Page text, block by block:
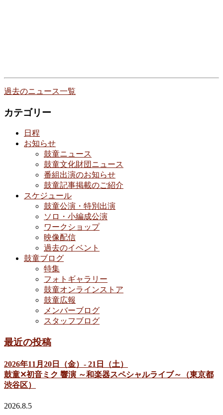
過去のニュース一覧
カテゴリー
日程
お知らせ
鼓童ニュース
鼓童文化財団ニュース
番組出演のお知らせ
鼓童記事掲載のご紹介
スケジュール
鼓童公演・特別出演
ソロ・小編成公演
ワークショップ
映像配信
過去のイベント
鼓童ブログ
特集
フォトギャラリー
鼓童オンラインストア
鼓童広報
メンバーブログ
スタッフブログ
最近の投稿
2026年11月20日（金）- 21日（土）
鼓童✕初音ミク 響演 ～和楽器スペシャルライブ～（東京都
渋谷区）
2026.8.5